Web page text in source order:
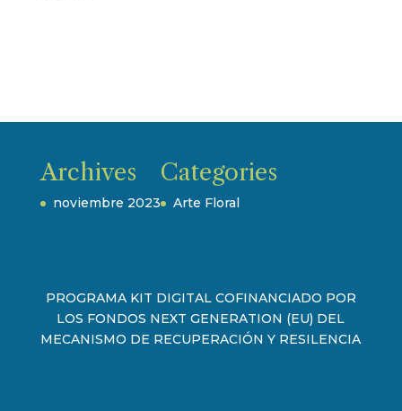
Archives
noviembre 2023
Categories
Arte Floral
PROGRAMA KIT DIGITAL COFINANCIADO POR
LOS FONDOS NEXT GENERATION (EU) DEL
MECANISMO DE RECUPERACIÓN Y RESILENCIA